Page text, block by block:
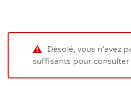
Désolé, vous n’avez
suffisants pour consulter